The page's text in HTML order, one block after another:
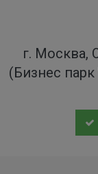
г. Москва,
(Бизнес